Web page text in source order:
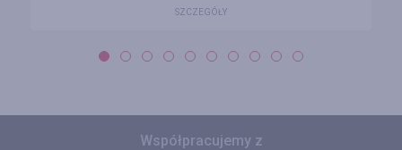
SZCZEGÓŁY
Współpracujemy z